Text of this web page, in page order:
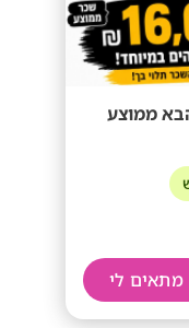
ממוצע
מתאים לי